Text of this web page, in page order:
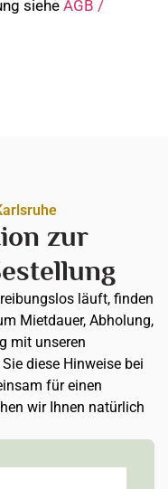
siehe AGB /
zur
läuft, finden
Mietdauer, Abholung,
mit unseren
diese Hinweise bei
für einen
wir Ihnen natürlich